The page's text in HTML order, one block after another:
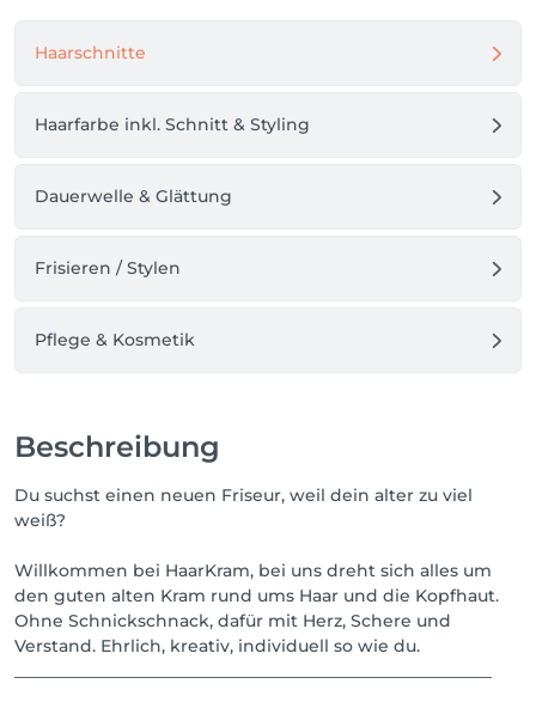
Haarschnitte
Haarfarbe inkl. Schnitt & Styling
Dauerwelle & Glättung
Frisieren / Stylen
Pflege & Kosmetik
Beschreibung
Du suchst einen neuen Friseur, weil dein alter zu viel
weiß?
Willkommen bei HaarKram, bei uns dreht sich alles um
den guten alten Kram rund ums Haar und die Kopfhaut.
Ohne Schnickschnack, dafür mit Herz, Schere und
Verstand. Ehrlich, kreativ, individuell so wie du.